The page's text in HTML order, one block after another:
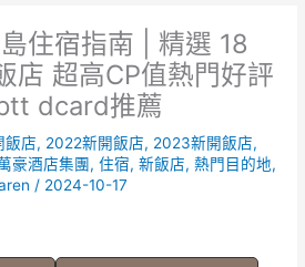
住宿指南 | 精選 18
店 超高CP值熱門好評
dcard推薦
飯店, 2022新開飯店, 2023新開飯店,
豪酒店集團,住宿,新飯店,熱門目的地,
/ 2024-10-17